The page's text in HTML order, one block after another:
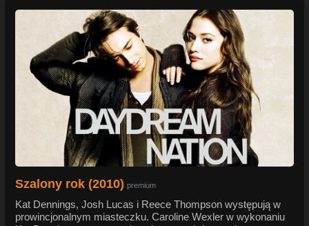
Szalony rok (2010) premium
Kat Dennings, Josh Lucas i Reece Thompson występują w
prowincjonalnym miasteczku. Caroline Wexler w wykonaniu